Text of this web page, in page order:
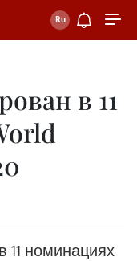
в 11
11 номинациях